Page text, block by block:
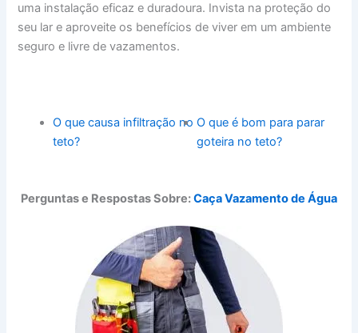
uma instalação eficaz e duradoura. Invista na proteção do
seu lar e aproveite os benefícios de viver em um ambiente
seguro e livre de vazamentos.
O que causa infiltração no
teto?
O que é bom para parar
goteira no teto?
Perguntas e Respostas Sobre:Caça Vazamento de Água